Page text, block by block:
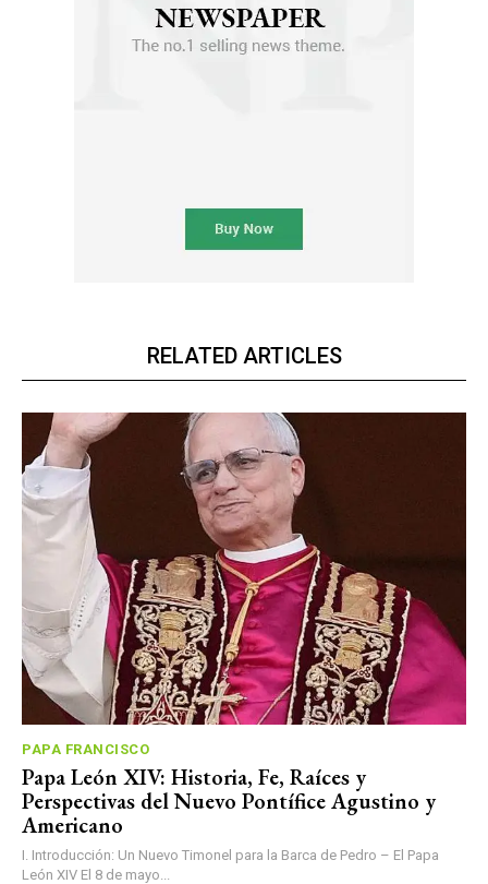
RELATED ARTICLES
PAPA FRANCISCO
Papa León XIV: Historia, Fe, Raíces y
Perspectivas del Nuevo Pontífice Agustino y
Americano
I. Introducción: Un Nuevo Timonel para la Barca de Pedro – El Papa
León XIV El 8 de mayo...